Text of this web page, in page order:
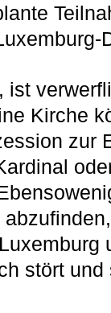
ist
Kirche
zur
stört und